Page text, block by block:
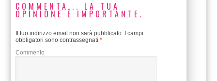
COMMENTA... LA TUA
OPINIONE È IMPORTANTE.
Il tuo indirizzo email non sarà pubblicato. I campi
obbligatori sono contrassegnati*
Commento